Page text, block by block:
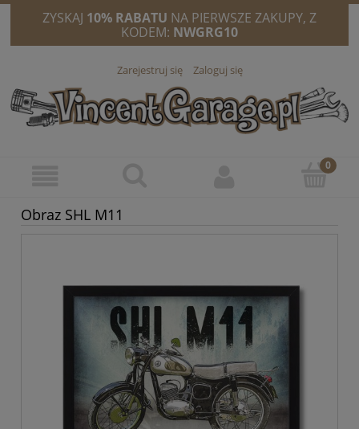
ZYSKAJ 10% RABATU NA PIERWSZE ZAKUPY, Z
KODEM: NWGRG10
Zarejestruj się Zaloguj się
Obraz SHL M11